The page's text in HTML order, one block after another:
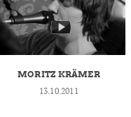
MORITZ KRÄMER
13.10.2011